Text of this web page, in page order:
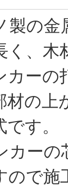
製の金
く、木
カーの
材の上
す。
カーの
ので施